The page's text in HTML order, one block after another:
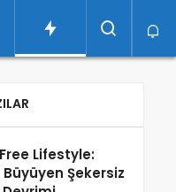
Lifestyle:
Büyüyen Şekersiz